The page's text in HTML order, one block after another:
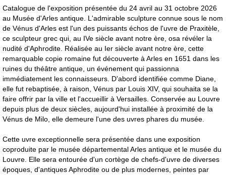
Catalogue de l'exposition présentée du 24 avril au 31 octobre 2026
au Musée d'Arles antique. L'admirable sculpture connue sous le nom
de Vénus d'Arles est l'un des puissants échos de l'uvre de Praxitèle,
ce sculpteur grec qui, au IVe siècle avant notre ère, osa révéler la
nudité d'Aphrodite. Réalisée au Ier siècle avant notre ère, cette
remarquable copie romaine fut découverte à Arles en 1651 dans les
ruines du théâtre antique, un événement qui passionna
immédiatement les connaisseurs. D'abord identifiée comme Diane,
elle fut rebaptisée, à raison, Vénus par Louis XIV, qui souhaita se la
faire offrir par la ville et l'accueillir à Versailles. Conservée au Louvre
depuis plus de deux siècles, aujourd'hui installée à proximité de la
Vénus de Milo, elle demeure l'une des uvres phares du musée.
Cette uvre exceptionnelle sera présentée dans une exposition
coproduite par le musée départemental Arles antique et le musée du
Louvre. Elle sera entourée d'un cortège de chefs-d'uvre de diverses
époques, d'antiques Aphrodite ou de plus modernes, peintes par